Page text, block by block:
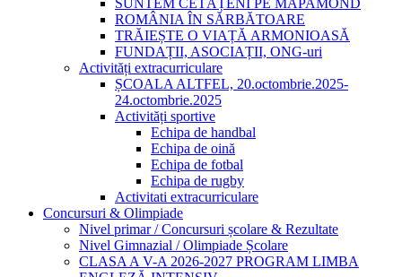
SUNTEM CETĂȚENI PE MAPAMOND
ROMÂNIA ÎN SĂRBĂTOARE
TRĂIEȘTE O VIAȚĂ ARMONIOASĂ
FUNDAȚII, ASOCIAȚII, ONG-uri
Activități extracurriculare
ȘCOALA ALTFEL, 20.octombrie.2025-
24.octombrie.2025
Activități sportive
Echipa de handbal
Echipa de oină
Echipa de fotbal
Echipa de rugby
Activitati extracurriculare
Concursuri & Olimpiade
Nivel primar / Concursuri școlare & Rezultate
Nivel Gimnazial / Olimpiade Școlare
CLASA A V-A 2026-2027 PROGRAM LIMBA